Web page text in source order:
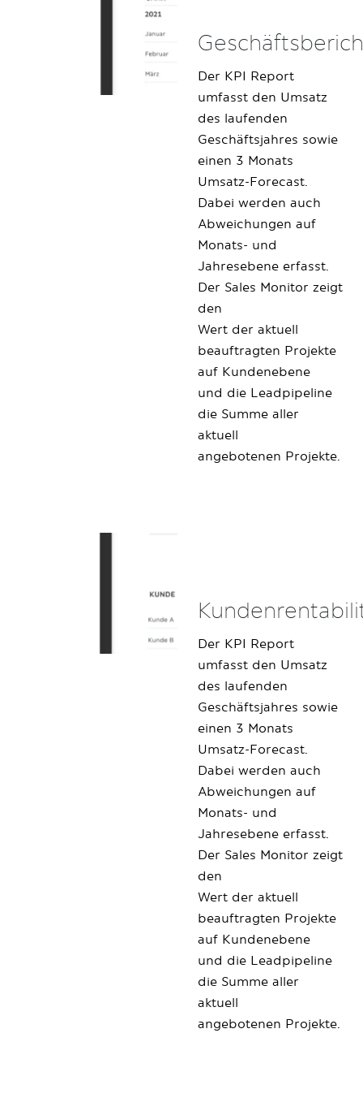
Der KPI Report
umfasst den Umsatz
des laufenden
Geschäftsjahres sowie
einen 3 Monats
Umsatz-Forecast.
Dabei werden auch
Abweichungen auf
Monats- und
Jahresebene erfasst.
Der Sales Monitor zeigt
den
Wert der aktuell
beauftragten Projekte
auf Kundenebene
und die Leadpipeline
die Summe aller
aktuell
angebotenen Projekte.
Der KPI Report
umfasst den Umsatz
des laufenden
Geschäftsjahres sowie
einen 3 Monats
Umsatz-Forecast.
Dabei werden auch
Abweichungen auf
Monats- und
Jahresebene erfasst.
Der Sales Monitor zeigt
den
Wert der aktuell
beauftragten Projekte
auf Kundenebene
und die Leadpipeline
die Summe aller
aktuell
angebotenen Projekte.